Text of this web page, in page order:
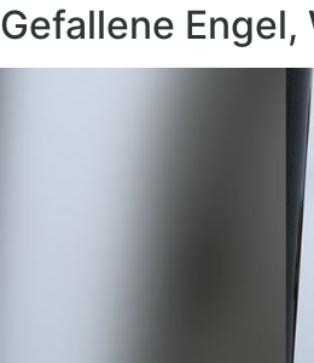
Gefallene